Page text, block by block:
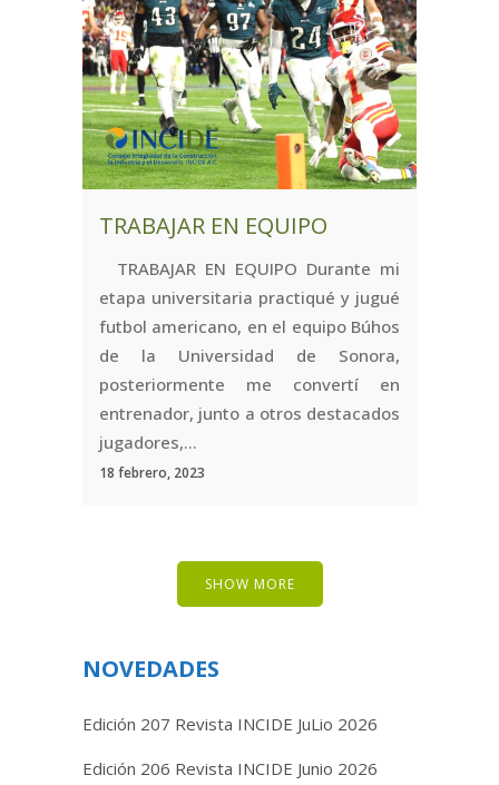
TRABAJAR EN EQUIPO
TRABAJAR EN EQUIPO Durante mi
etapa universitaria practiqué y jugué
futbol americano, en el equipo Búhos
de la Universidad de Sonora,
posteriormente me convertí en
entrenador, junto a otros destacados
jugadores,...
18 febrero, 2023
SHOW MORE
NOVEDADES
Edición 207 Revista INCIDE JuLio 2026
Edición 206 Revista INCIDE Junio 2026